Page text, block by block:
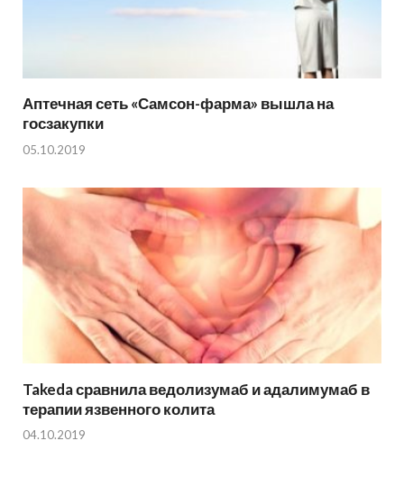
Аптечная сеть «Самсон-фарма» вышла на
госзакупки
05.10.2019
Takeda сравнила ведолизумаб и адалимумаб в
терапии язвенного колита
04.10.2019